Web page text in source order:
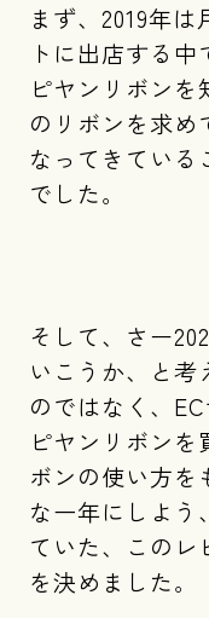
まず、2019年
トに出店する
ピヤンリボンを
のリボンを求め
なってきている
でした。
そして、さー
いこうか、と考
のではなく、
ピヤンリボンを
ボンの使い方を
な一年にしよう
ていた、このレ
を決めました。